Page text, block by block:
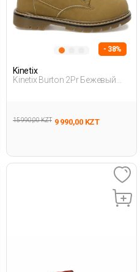
- 38%
Kinetix
Kinetix Burton 2Pr Бежевый
15 990,00 KZT 9 990,00 KZT